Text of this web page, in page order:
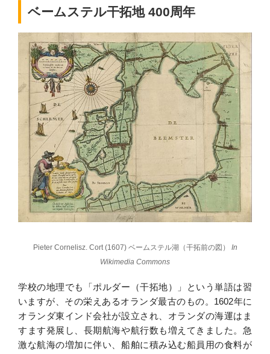
ベームステル干拓地 400周年
Pieter Cornelisz. Cort (1607) ベームステル湖（干拓前の図） In
Wikimedia Commons
学校の地理でも「ポルダー（干拓地）」という単語は習
いますが、その栄えあるオランダ最古のもの。1602年に
オランダ東インド会社が設立され、オランダの海運はま
すます発展し、長期航海や航行数も増えてきました。急
激な航海の増加に伴い、船舶に積み込む船員用の食料が